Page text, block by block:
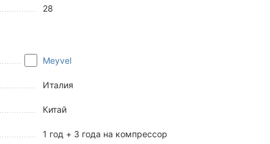
28
Meyvel
Италия
Китай
1 год + 3 года на компрессор